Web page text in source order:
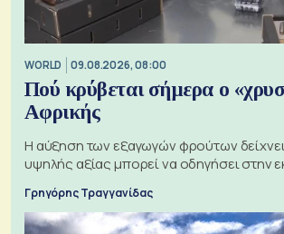
WORLD 09.08.2026, 08:00
Πού κρύβεται σήμερα ο
Αφρικής
Η αύξηση των εξαγωγών φρούτων
υψηλής αξίας μπορεί να οδηγήσει στην
Γρηγόρης Τραγγανίδας